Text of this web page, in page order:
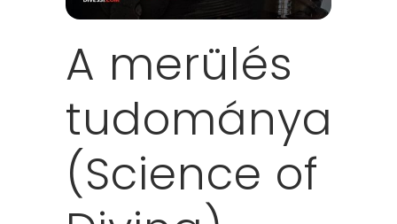
A merülés
tudománya
(Science of